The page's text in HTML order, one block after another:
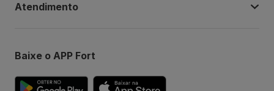
Atendimento
Baixe o APP Fort